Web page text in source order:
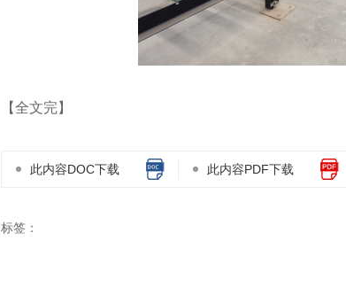
【全文完】
此内容DOC下载 此内容PDF下载
标签：